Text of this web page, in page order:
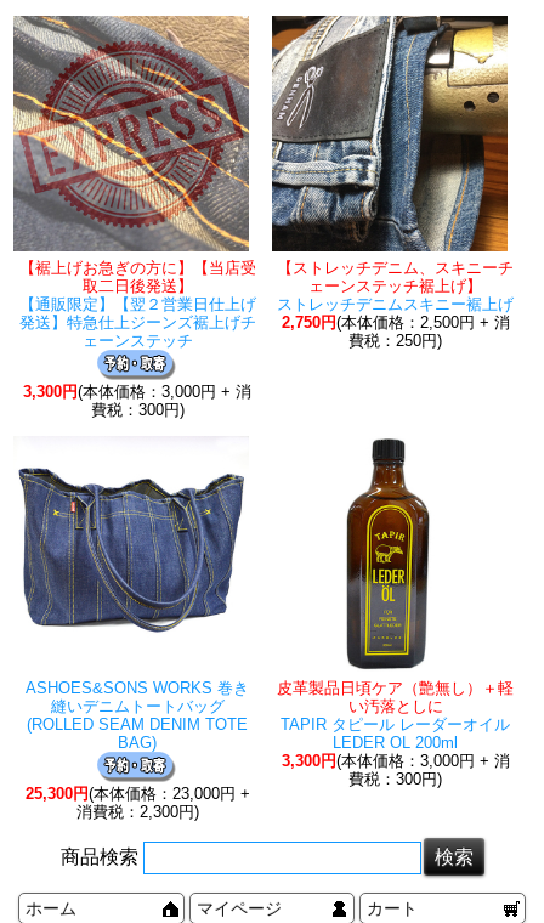
【裾上げお急ぎの方に】【当店受
取二日後発送】
【通販限定】【翌２営業日仕上げ
発送】特急仕上ジーンズ裾上げチ
ェーンステッチ
3,300円(本体価格：3,000円 + 消
費税：300円)
【ストレッチデニム、スキニーチ
ェーンステッチ裾上げ】
ストレッチデニムスキニー裾上げ
2,750円(本体価格：2,500円 + 消
費税：250円)
ASHOES&SONS WORKS 巻き
縫いデニムトートバッグ
(ROLLED SEAM DENIM TOTE
BAG)
25,300円(本体価格：23,000円 +
消費税：2,300円)
皮革製品日頃ケア（艶無し）＋軽
い汚落としに
TAPIR タピール レーダーオイル
LEDER OL 200ml
3,300円(本体価格：3,000円 + 消
費税：300円)
商品検索
ホーム マイページ カート